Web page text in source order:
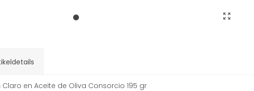
Claro en Aceite de Oliva Consorcio 195 gr